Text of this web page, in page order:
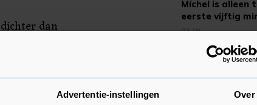
Advertentie-instellingen Over
dan
gesteunde
willen
Míchel is alleen
eerste vijftig
02:19